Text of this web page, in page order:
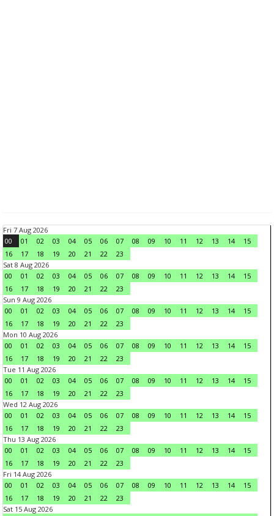
Fri 7 Aug 2026
00
01 02 03 04 05 06 07 08 09 10 11 12 13 14
15
16
17 18 19 20 21 22
23
Sat 8 Aug 2026
00
01 02 03 04 05 06 07 08 09 10 11 12 13 14
15
16
17 18 19 20 21 22
23
Sun 9 Aug 2026
00
01 02 03 04 05 06 07 08 09 10 11 12 13 14
15
16
17 18 19 20 21 22
23
Mon 10 Aug 2026
00
01 02 03 04 05 06 07 08 09 10 11 12 13 14
15
16
17 18 19 20 21 22
23
Tue 11 Aug 2026
00
01 02 03 04 05 06 07 08 09 10 11 12 13 14
15
16
17 18 19 20 21 22
23
Wed 12 Aug 2026
00
01 02 03 04 05 06 07 08 09 10 11 12 13 14
15
16
17 18 19 20 21 22
23
Thu 13 Aug 2026
00
01 02 03 04 05 06 07 08 09 10 11 12 13 14
15
16
17 18 19 20 21 22
23
Fri 14 Aug 2026
00
01 02 03 04 05 06 07 08 09 10 11 12 13 14
15
16
17 18 19 20 21 22
23
Sat 15 Aug 2026